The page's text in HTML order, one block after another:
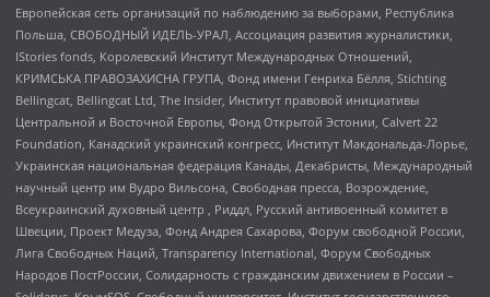
Европейская сеть организаций по наблюдению за выборами, Республика
Польша, СВОБОДНЫЙ ИДЕЛЬ-УРАЛ, Ассоциация развития журналистики,
IStories fonds, Королевский Институт Международных Отношений,
КРИМСЬКА ПРАВОЗАХИСНА ГРУПА, Фонд имени Генриха Бёлля, Stichting
Bellingcat, Bellingcat Ltd, The Insider, Институт правовой инициативы
Центральной и Восточной Европы, Фонд Открытой Эстонии, Calvert 22
Foundation, Канадский украинский конгресс, Институт Макдональда-Лорье,
Украинская национальная федерация Канады, Декабристы, Международный
научный центр им Вудро Вильсона, Свободная пресса, Возрождение,
Всеукраинский духовный центр , Риддл, Русский антивоенный комитет в
Швеции, Проект Медуза, Фонд Андрея Сахарова, Форум свободной России,
Лига Свободных Наций, Transparеncy International, Форум Свободных
Народов ПостРоссии, Солидарность с гражданским движением в России –